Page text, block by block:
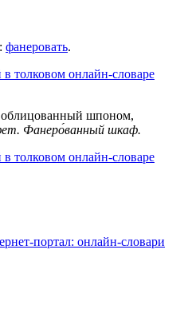
: фанеровать.
толковом онлайн-словаре
облицованный шпоном,
Фанеро́ванный шкаф.
толковом онлайн-словаре
портал: онлайн-словари